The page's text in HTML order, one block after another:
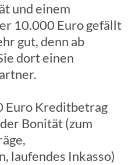
und einem
10.000 Euro gefällt
gut, denn ab
dort einen
Euro Kreditbetrag
Bonität (zum
laufendes Inkasso)